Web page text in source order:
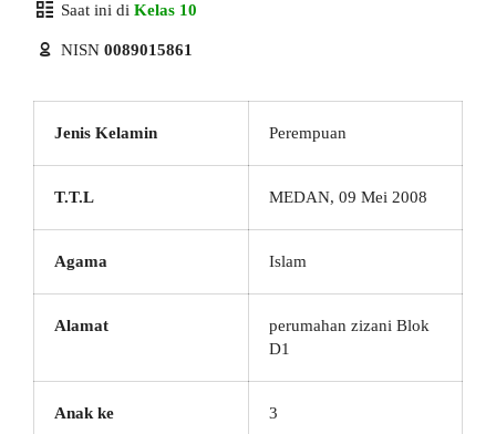
Saat ini di Kelas 10
NISN 0089015861
Jenis Kelamin Perempuan
T.T.L MEDAN, 09 Mei 2008
Agama Islam
Alamat
perumahan zizani Blok
D1
Anak ke 3